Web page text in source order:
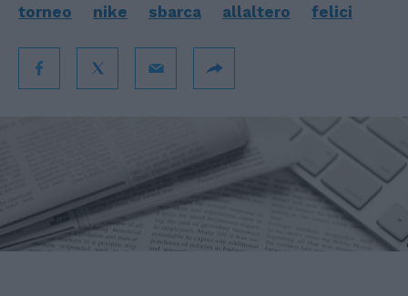
torneo nike sbarca allaltero felici